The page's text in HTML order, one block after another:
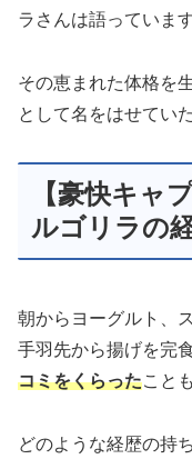
ラさんは語っています
その恵まれた体格を
として名をはせてい
【豪快キャ
ルゴリラの
朝からヨーグルト、
手羽先から揚げを完食
コミをくらったこと
どのような経歴の持